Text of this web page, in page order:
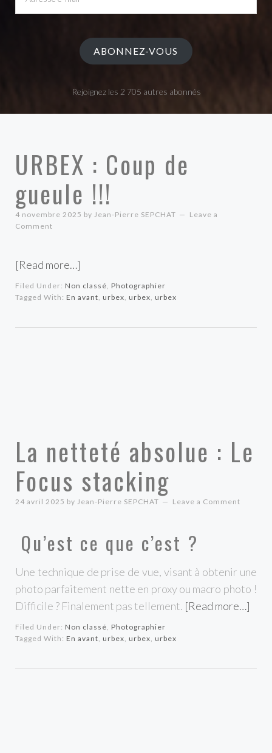
mail
ABONNEZ-VOUS
Rejoignez les 2 705 autres abonnés
URBEX : Coup de
gueule !!!
4 novembre 2025 by Jean-Pierre SEPCHAT
Leave a
Comment
[Read more…]
Filed Under: Non classé Photographier
Tagged With: En avant urbex urbex urbex
La netteté absolue : Le
Focus stacking
24 avril 2025 by Jean-Pierre SEPCHAT Leave a Comment
Qu’est ce que c’est ?
Une technique de prise de vue, visant à obtenir une
photo parfaitement nette en proxy ou macro photo !
Difficile ? Finalement pas tellement. [Read more…]
Filed Under: Non classé Photographier
Tagged With: En avant urbex urbex urbex